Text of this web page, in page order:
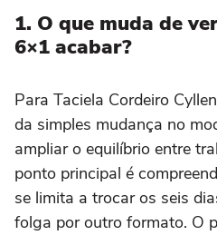
1. O que muda de
6×1 acabar?
Para Taciela Cordeiro
da simples mudança no
ampliar o equilíbrio entre
ponto principal é
se limita a trocar os seis
folga por outro formato. O